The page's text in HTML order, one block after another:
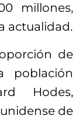
millones,
actualidad.
de
población
Hodes,
de